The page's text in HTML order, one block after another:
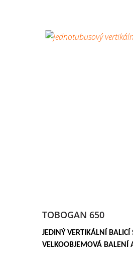
TOBOGAN 650
JEDINÝ VERTIKÁLNÍ BALICÍ
VELKOOBJEMOVÁ BALENÍ